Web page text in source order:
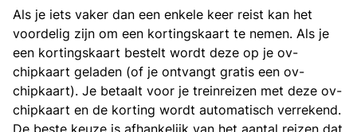
Als je iets vaker dan een enkele keer reist kan het
voordelig zijn om een kortingskaart te nemen. Als je
een kortingskaart bestelt wordt deze op je ov-
chipkaart geladen (of je ontvangt gratis een ov-
chipkaart). Je betaalt voor je treinreizen met deze ov-
chipkaart en de korting wordt automatisch verrekend.
De beste keuze is afhankelijk van het aantal reizen dat